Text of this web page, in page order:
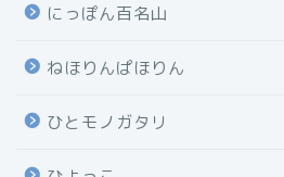
にっぽん百名山
ねほりんぱほりん
ひとモノガタリ